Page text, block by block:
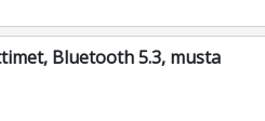
Bluetooth 5.3, musta